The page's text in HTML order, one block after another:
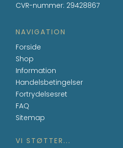
CVR-nummer: 29428867
NAVIGATION
Forside
Shop
Information
Handelsbetingelser
Fortrydelsesret
FAQ
Sitemap
VI STØTTER...